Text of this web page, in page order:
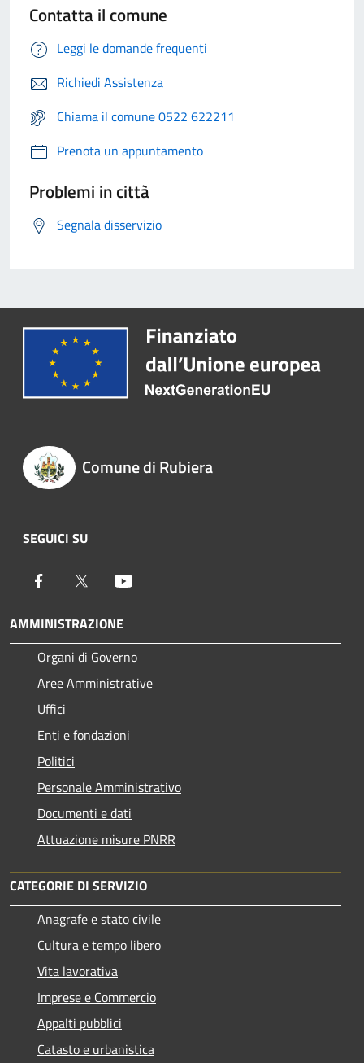
Contatta il comune
Leggi le domande frequenti
Richiedi Assistenza
Chiama il comune 0522 622211
Prenota un appuntamento
Problemi in città
Segnala disservizio
Comune di Rubiera
SEGUICI SU
Facebook Twitter
AMMINISTRAZIONE
Organi di Governo
Aree Amministrative
Uffici
Enti e fondazioni
Politici
Personale Amministrativo
Documenti e dati
Attuazione misure PNRR
CATEGORIE DI SERVIZIO
Anagrafe e stato civile
Cultura e tempo libero
Vita lavorativa
Imprese e Commercio
Appalti pubblici
Catasto e urbanistica